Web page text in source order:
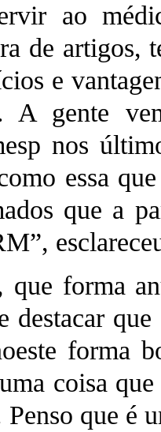
ao
de artigos,
e
gente
nos
essa
que a
que forma
destacar
forma
coisa
que é